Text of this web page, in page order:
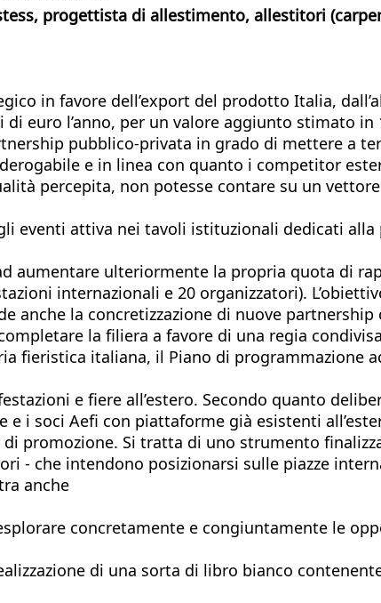
progettista di allestimento, allestitori
in favore dell’export del prodotto Italia,
euro l’anno, per un valore aggiunto stimato in
pubblico-privata in grado di mettere a
e in linea con quanto i competitor
percepita, non potesse contare su un
eventi attiva nei tavoli istituzionali dedicati alla
aumentare ulteriormente la propria quota di
internazionali e 20 organizzatori).
anche la concretizzazione di nuove
la filiera a favore di una regia
fieristica italiana, il Piano di programmazione
e fiere all’estero. Secondo quanto
e i soci Aefi con piattaforme già esistenti
promozione. Si tratta di uno strumento
- che intendono posizionarsi sulle piazze
anche
concretamente e congiuntamente le
di una sorta di libro bianco